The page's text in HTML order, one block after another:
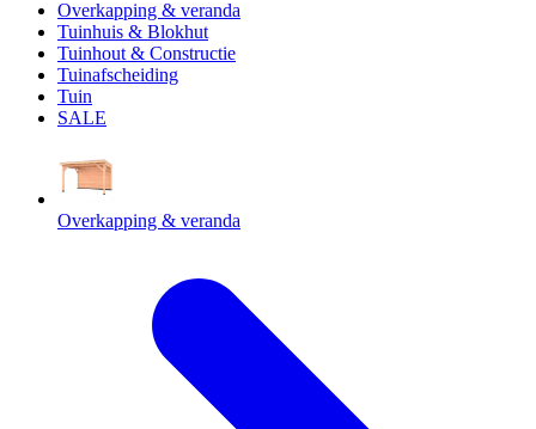
Overkapping & veranda
Tuinhuis & Blokhut
Tuinhout & Constructie
Tuinafscheiding
Tuin
SALE
Overkapping & veranda